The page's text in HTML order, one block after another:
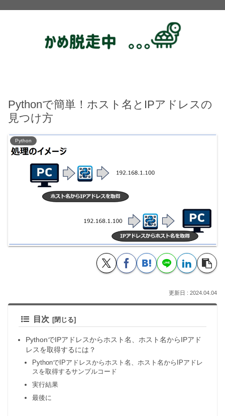
Pythonで簡単！ホスト名とIPアドレスの
見つけ方
Python
2024.04.04
目次
PythonでIPアドレスからホスト名、ホスト名からIPアド
レスを取得するには？
PythonでIPアドレスからホスト名、ホスト名からIPアドレ
スを取得するサンプルコード
実行結果
最後に